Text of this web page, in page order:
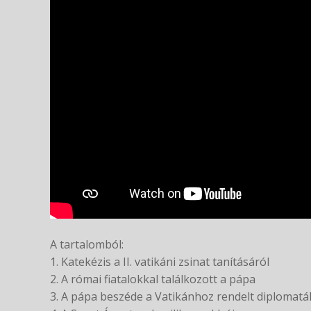
A tartalomból:
1. Katekézis a II. vatikáni zsinat tanításáról
2. A római fiatalokkal találkozott a pápa
3. A pápa beszéde a Vatikánhoz rendelt